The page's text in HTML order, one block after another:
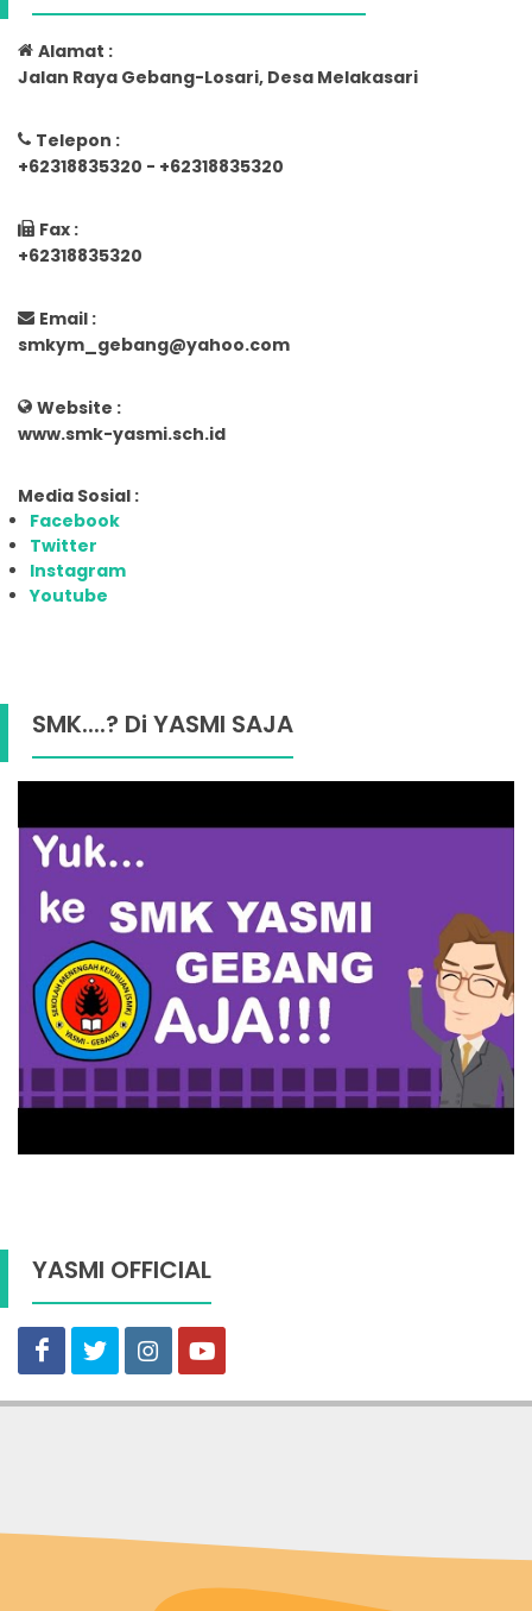
Alamat :
Jalan Raya Gebang-Losari, Desa Melakasari
Telepon :
+62318835320 - +62318835320
Fax :
+62318835320
Email :
smkym_gebang@yahoo.com
Website :
www.smk-yasmi.sch.id
Media Sosial :
Facebook
Twitter
Instagram
Youtube
SMK....? Di YASMI SAJA
YASMI OFFICIAL